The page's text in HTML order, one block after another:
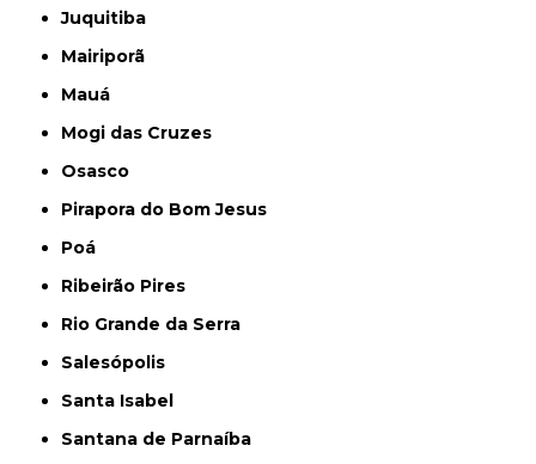
Juquitiba
Mairiporã
Mauá
Mogi das Cruzes
Osasco
Pirapora do Bom Jesus
Poá
Ribeirão Pires
Rio Grande da Serra
Salesópolis
Santa Isabel
Santana de Parnaíba